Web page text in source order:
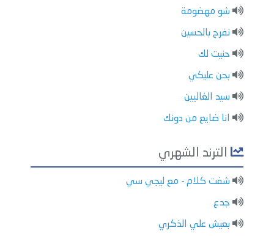
شو مهضومة
نفرح بالحسين
حنيت لك
بحن عليكي
سيد الغاليين
انا ضايع من دونك
الترند الشهري
شفت كلام - مع ليجي سي
جدع
بعيش علي الذكري